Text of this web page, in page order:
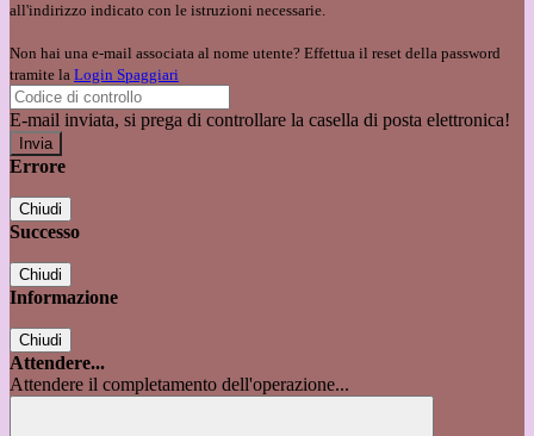
all'indirizzo indicato con le istruzioni necessarie.
Non hai una e-mail associata al nome utente? Effettua il reset della password
tramite la Login Spaggiari
E-mail inviata, si prega di controllare la casella di posta elettronica!
Errore
Chiudi
Successo
Chiudi
Informazione
Chiudi
Attendere...
Attendere il completamento dell'operazione...